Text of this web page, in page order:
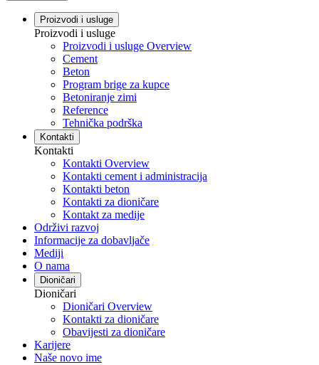
Proizvodi i usluge
Proizvodi i usluge
Proizvodi i usluge Overview
Cement
Beton
Program brige za kupce
Betoniranje zimi
Reference
Tehnička podrška
Kontakti
Kontakti
Kontakti Overview
Kontakti cement i administracija
Kontakti beton
Kontakti za dioničare
Kontakt za medije
Održivi razvoj
Informacije za dobavljače
Mediji
O nama
Dioničari
Dioničari
Dioničari Overview
Kontakti za dioničare
Obavijesti za dioničare
Karijere
Naše novo ime